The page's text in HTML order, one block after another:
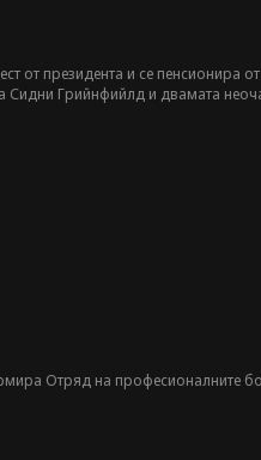
от президента и се пенсионира
Грийнфийлд и двамата
Отряд на професионалните